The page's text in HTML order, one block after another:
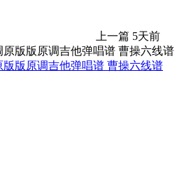
上一篇 5天前
版原调吉他弹唱谱 曹操六线谱